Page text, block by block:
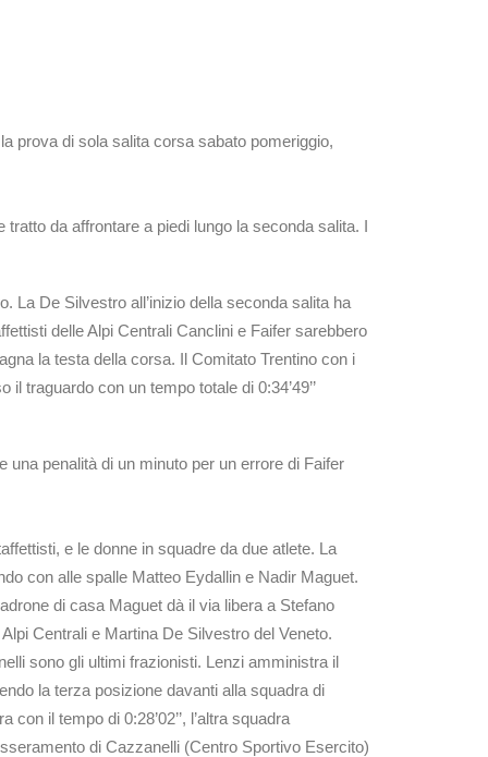
prova di sola salita corsa sabato pomeriggio,
da affrontare a piedi lungo la seconda salita. I
La De Silvestro all’inizio della seconda salita ha
delle Alpi Centrali Canclini e Faifer sarebbero
la testa della corsa. Il Comitato Trentino con i
traguardo con un tempo totale di 0:34’49’’
una penalità di un minuto per un errore di Faifer
e le donne in squadre da due atlete. La
con alle spalle Matteo Eydallin e Nadir Maguet.
di casa Maguet dà il via libera a Stefano
Centrali e Martina De Silvestro del Veneto.
sono gli ultimi frazionisti. Lenzi amministra il
la terza posizione davanti alla squadra di
il tempo di 0:28’02’’, l’altra squadra
di Cazzanelli (Centro Sportivo Esercito)